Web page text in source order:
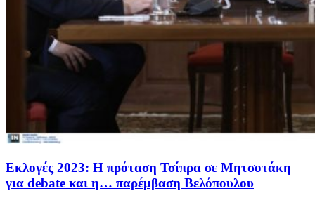
Εκλογές 2023: Η πρόταση Τσίπρα σε Μητσοτάκη
για debate και η… παρέμβαση Βελόπουλου